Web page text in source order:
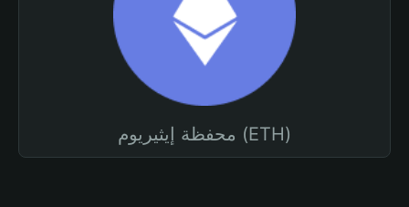
محفظة إيثيريوم (ETH)